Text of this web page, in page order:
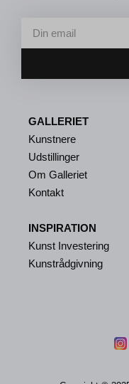
GALLERIET
Kunstnere
Udstillinger
Om Galleriet
Kontakt
INSPIRATION
Kunst Investering
Kunstrådgivning